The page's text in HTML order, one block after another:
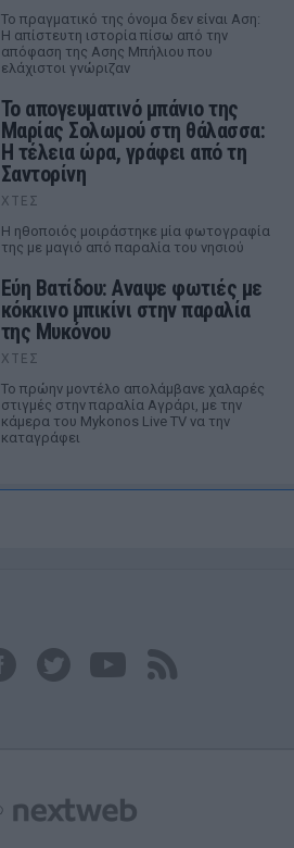
Το πραγματικό της όνομα δεν είναι Αση:
Η απίστευτη ιστορία πίσω από την
απόφαση της Ασης Μπήλιου που
ελάχιστοι γνώριζαν
Το απογευματινό μπάνιο της
Μαρίας Σολωμού στη θάλασσα:
Η τέλεια ώρα, γράφει από τη
Σαντορίνη
ΧΤΕΣ
Η ηθοποιός μοιράστηκε μία φωτογραφία
της με μαγιό από παραλία του νησιού
Εύη Βατίδου: Αναψε φωτιές με
κόκκινο μπικίνι στην παραλία
της Μυκόνου
ΧΤΕΣ
Το πρώην μοντέλο απολάμβανε χαλαρές
στιγμές στην παραλία Αγράρι, με την
κάμερα του Mykonos Live TV να την
καταγράφει